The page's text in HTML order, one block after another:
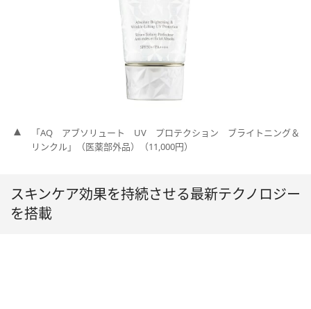
「AQ アブソリュート UV プロテクション ブライトニング＆
リンクル」（医薬部外品）（11,000円）
スキンケア効果を持続させる最新テクノロジー
を搭載